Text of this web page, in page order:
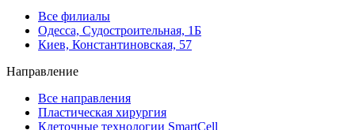
Все филиалы
Одесса, Судостроительная, 1Б
Киев, Константиновская, 57
Направление
Все направления
Пластическая хирургия
Клеточные технологии SmartCell